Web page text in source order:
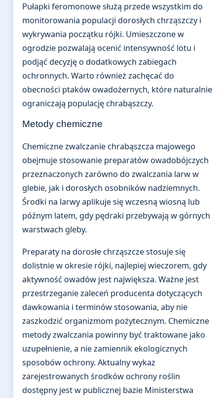
Pułapki feromonowe służą przede wszystkim do
monitorowania populacji dorosłych chrząszczy i
wykrywania początku rójki. Umieszczone w
ogrodzie pozwalają ocenić intensywność lotu i
podjąć decyzję o dodatkowych zabiegach
ochronnych. Warto również zachęcać do
obecności ptaków owadożernych, które naturalnie
ograniczają populację chrabąszczy.
Metody chemiczne
Chemiczne zwalczanie chrabąszcza majowego
obejmuje stosowanie preparatów owadobójczych
przeznaczonych zarówno do zwalczania larw w
glebie, jak i dorosłych osobników nadziemnych.
Środki na larwy aplikuje się wczesną wiosną lub
późnym latem, gdy pędraki przebywają w górnych
warstwach gleby.
Preparaty na dorosłe chrząszcze stosuje się
dolistnie w okresie rójki, najlepiej wieczorem, gdy
aktywność owadów jest największa. Ważne jest
przestrzeganie zaleceń producenta dotyczących
dawkowania i terminów stosowania, aby nie
zaszkodzić organizmom pożytecznym. Chemiczne
metody zwalczania powinny być traktowane jako
uzupełnienie, a nie zamiennik ekologicznych
sposobów ochrony. Aktualny wykaz
zarejestrowanych środków ochrony roślin
dostępny jest w publicznej bazie Ministerstwa